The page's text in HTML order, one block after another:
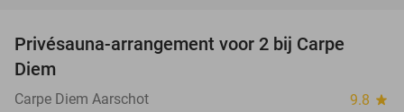
Privésauna-arrangement voor 2 bij Carpe
Diem
Carpe Diem Aarschot 9.8 star